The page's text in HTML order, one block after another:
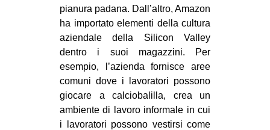
pianura padana. Dall’altro, Amazon
ha importato elementi della cultura
aziendale della Silicon Valley
dentro i suoi magazzini. Per
esempio, l’azienda fornisce aree
comuni dove i lavoratori possono
giocare a calciobalilla, crea un
ambiente di lavoro informale in cui
i lavoratori possono vestirsi come